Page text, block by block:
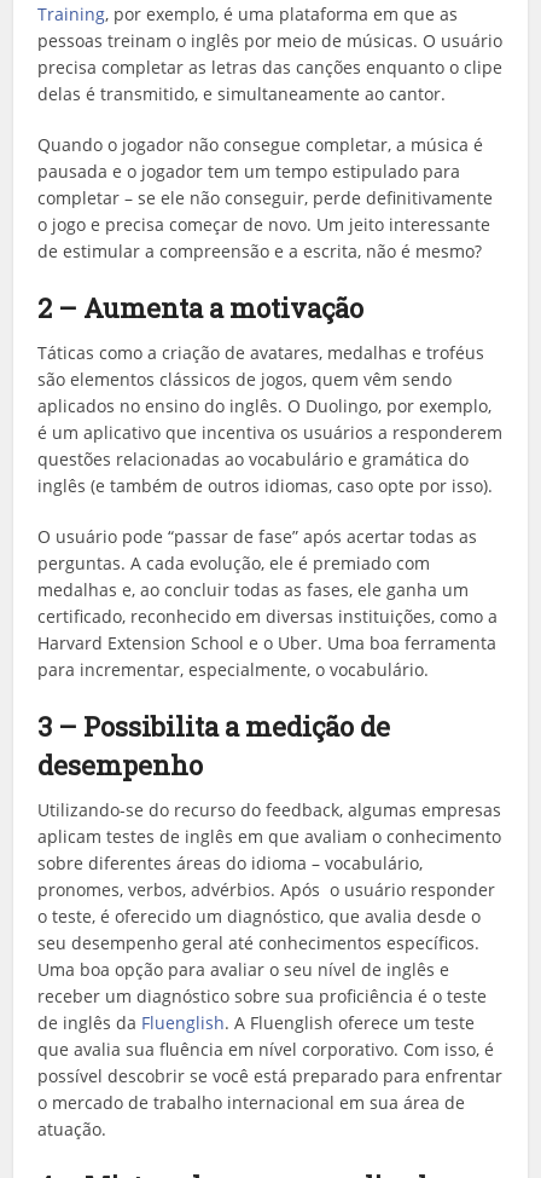
Training, por exemplo, é uma plataforma em que as
pessoas treinam o inglês por meio de músicas. O usuário
precisa completar as letras das canções enquanto o clipe
delas é transmitido, e simultaneamente ao cantor.
Quando o jogador não consegue completar, a música é
pausada e o jogador tem um tempo estipulado para
completar – se ele não conseguir, perde definitivamente
o jogo e precisa começar de novo. Um jeito interessante
de estimular a compreensão e a escrita, não é mesmo?
2 – Aumenta a motivação
Táticas como a criação de avatares, medalhas e troféus
são elementos clássicos de jogos, quem vêm sendo
aplicados no ensino do inglês. O Duolingo, por exemplo,
é um aplicativo que incentiva os usuários a responderem
questões relacionadas ao vocabulário e gramática do
inglês (e também de outros idiomas, caso opte por isso).
O usuário pode “passar de fase” após acertar todas as
perguntas. A cada evolução, ele é premiado com
medalhas e, ao concluir todas as fases, ele ganha um
certificado, reconhecido em diversas instituições, como a
Harvard Extension School e o Uber. Uma boa ferramenta
para incrementar, especialmente, o vocabulário.
3 – Possibilita a medição de
desempenho
Utilizando-se do recurso do feedback, algumas empresas
aplicam testes de inglês em que avaliam o conhecimento
sobre diferentes áreas do idioma – vocabulário,
pronomes, verbos, advérbios. Após o usuário responder
o teste, é oferecido um diagnóstico, que avalia desde o
seu desempenho geral até conhecimentos específicos.
Uma boa opção para avaliar o seu nível de inglês e
receber um diagnóstico sobre sua proficiência é o teste
de inglês da Fluenglish. A Fluenglish oferece um teste
que avalia sua fluência em nível corporativo. Com isso, é
possível descobrir se você está preparado para enfrentar
o mercado de trabalho internacional em sua área de
atuação.